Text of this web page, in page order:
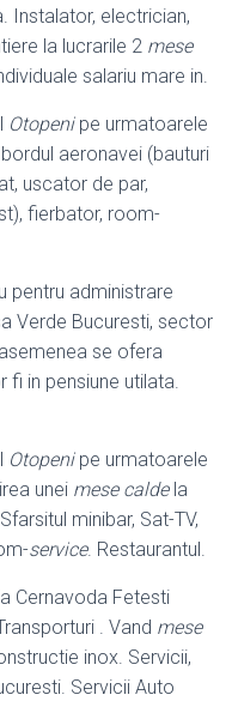
Instalator, electrician,
la lucrarile 2 mese
salariu mare in.
Otopenipe urmatoarele
aeronavei (bauturi
uscator de par,
fierbator, room-
pentru administrare
Verde Bucuresti, sector
se ofera
fi in pensiune utilata.
Otopenipe urmatoarele
unei mese caldela
minibar, Sat-TV,
service. Restaurantul.
Cernavoda Fetesti
. Vand mese
inox. Servicii,
Servicii Auto